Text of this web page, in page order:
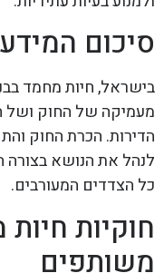
סיכום
בישראל, חיות מחמד
מעמיקה של החוק ושל
הדירות. הכרת החוק
לנהל את הנושא בצורה
כל הצדדים המעורבים.
חוקיות חיות
משותפים